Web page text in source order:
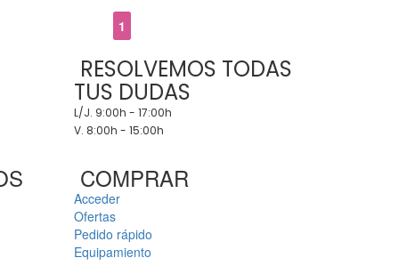
1
RESOLVEMOS TODAS
TUS DUDAS
L/J. 9:00h - 17:00h
V. 8:00h - 15:00h
COMPRAR
Acceder
Ofertas
Pedido rápido
Equipamiento